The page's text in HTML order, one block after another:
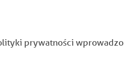
prywatności